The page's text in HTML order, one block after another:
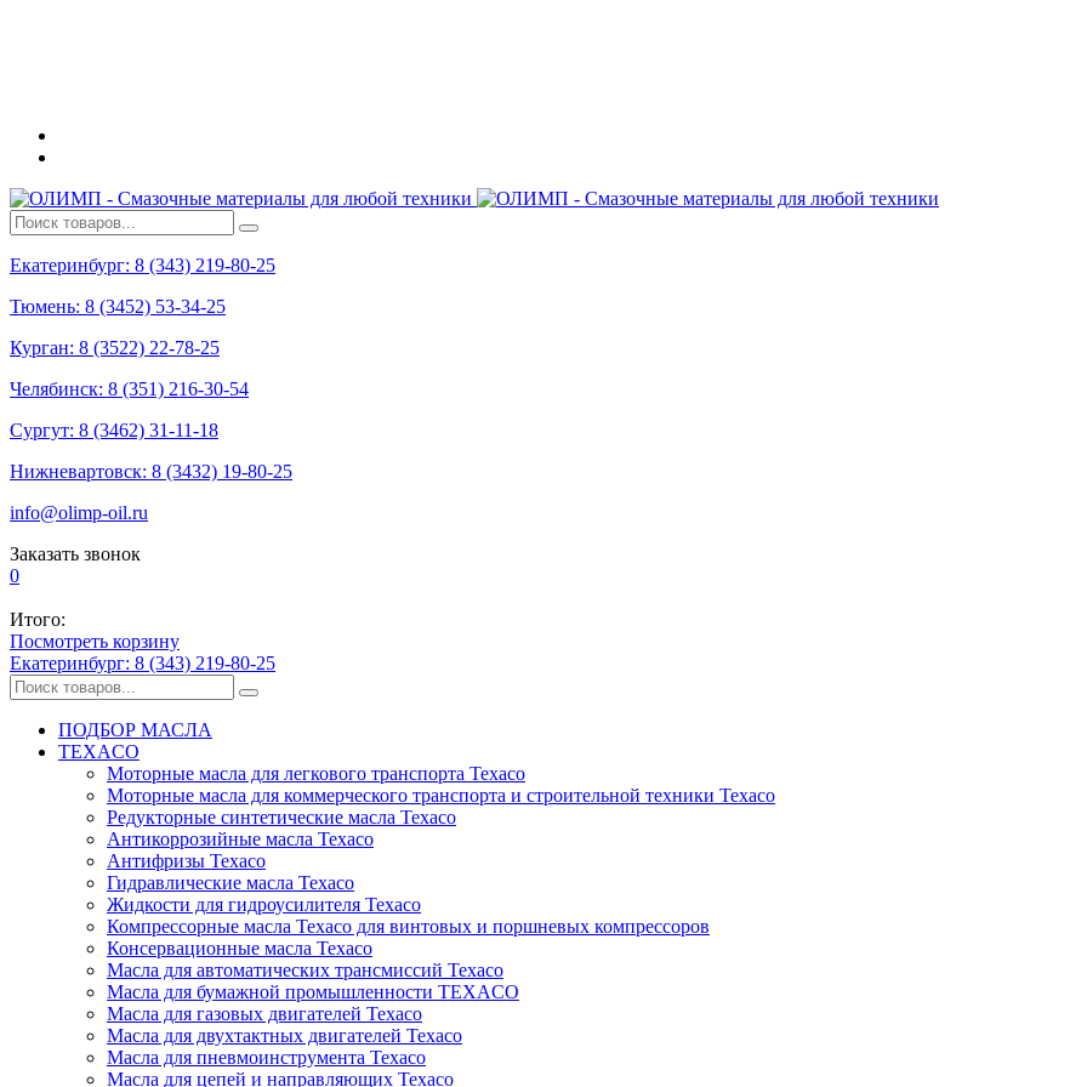
Екатеринбург: 8 (343) 219-80-25
Тюмень: 8 (3452) 53-34-25
Курган: 8 (3522) 22-78-25
Челябинск: 8 (351) 216-30-54
Сургут: 8 (3462) 31-11-18
Нижневартовск: 8 (3432) 19-80-25
info@olimp-oil.ru
Заказать звонок
0
Итого:
Посмотреть корзину
Екатеринбург: 8 (343) 219-80-25
ПОДБОР МАСЛА
TEXACO
Моторные масла для легкового транспорта Texaco
Моторные масла для коммерческого транспорта и строительной техники Texaco
Редукторные синтетические масла Texaco
Антикоррозийные масла Texaco
Антифризы Texaco
Гидравлические масла Texaco
Жидкости для гидроусилителя Texaco
Компрессорные масла Texaco для винтовых и поршневых компрессоров
Консервационные масла Texaco
Масла для автоматических трансмиссий Texaco
Масла для бумажной промышленности TEXACO
Масла для газовых двигателей Texaco
Масла для двухтактных двигателей Texaco
Масла для пневмоинструмента Texaco
Масла для цепей и направляющих Texaco